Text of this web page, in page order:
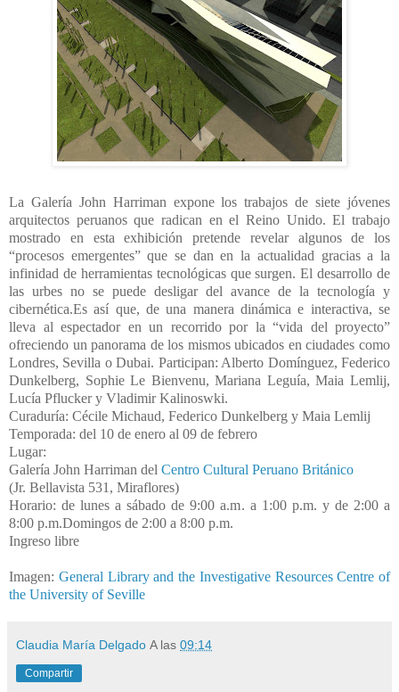
La Galería John Harriman expone los trabajos de siete jóvenes
arquitectos peruanos que radican en el Reino Unido. El trabajo
mostrado en esta exhibición pretende revelar algunos de los
“procesos emergentes” que se dan en la actualidad gracias a la
infinidad de herramientas tecnológicas que surgen. El desarrollo de
las urbes no se puede desligar del avance de la tecnología y
cibernética.Es así que, de una manera dinámica e interactiva, se
lleva al espectador en un recorrido por la “vida del proyecto”
ofreciendo un panorama de los mismos ubicados en ciudades como
Londres, Sevilla o Dubai. Participan: Alberto Domínguez, Federico
Dunkelberg, Sophie Le Bienvenu, Mariana Leguía, Maia Lemlij,
Lucía Pflucker y Vladimir Kalinoswki.
Curaduría: Cécile Michaud, Federico Dunkelberg y Maia Lemlij
Temporada: del 10 de enero al 09 de febrero
Lugar:
Galería John Harriman del Centro Cultural Peruano Británico
(Jr. Bellavista 531, Miraflores)
Horario: de lunes a sábado de 9:00 a.m. a 1:00 p.m. y de 2:00 a
8:00 p.m.Domingos de 2:00 a 8:00 p.m.
Ingreso libre
Imagen: General Library and the Investigative Resources Centre of
the University of Seville
Claudia María Delgado A las 09:14
Compartir